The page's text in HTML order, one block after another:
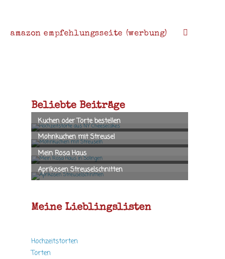
amazon empfehlungsseite (werbung) website-
Beliebte Beiträge
Meine Lieblingslisten
Hochzeitstorten
Torten